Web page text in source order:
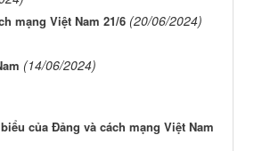
mạng Việt Nam 21/6 (20/06/2024)
(14/06/2024)
của Đảng và cách mạng Việt Nam